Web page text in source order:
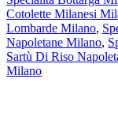
Cotolette Milanesi
Lombarde Milano,
Napoletane Milano,
Sartù Di Riso
Milano